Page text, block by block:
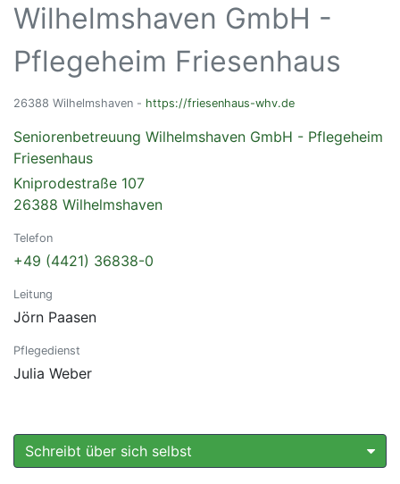
Wilhelmshaven GmbH -
Pflegeheim Friesenhaus
26388 Wilhelmshaven - https://friesenhaus-whv.de
Seniorenbetreuung Wilhelmshaven GmbH - Pflegeheim
Friesenhaus
Kniprodestraße 107
26388 Wilhelmshaven
Telefon
+49 (4421) 36838-0
Leitung
Jörn Paasen
Pflegedienst
Julia Weber
Schreibt über sich selbst